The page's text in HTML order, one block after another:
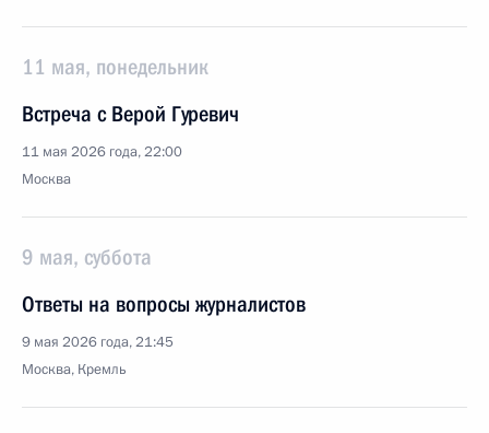
11 мая, понедельник
Встреча с Верой Гуревич
11 мая 2026 года, 22:00
Москва
9 мая, суббота
Ответы на вопросы журналистов
9 мая 2026 года, 21:45
Москва, Кремль